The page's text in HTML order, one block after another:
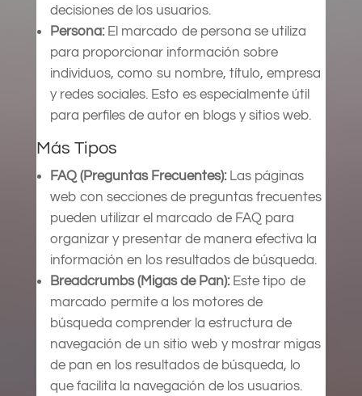
decisiones de los usuarios.
Persona:El marcado de persona se utiliza
para proporcionar información sobre
individuos, como su nombre, título, empresa
y redes sociales. Esto es especialmente útil
para perfiles de autor en blogs y sitios web.
Más Tipos
FAQ (Preguntas Frecuentes):Las páginas
web con secciones de preguntas frecuentes
pueden utilizar el marcado de FAQ para
organizar y presentar de manera efectiva la
información en los resultados de búsqueda.
Breadcrumbs (Migas de Pan): Este tipo de
marcado permite a los motores de
búsqueda comprender la estructura de
navegación de un sitio web y mostrar migas
de pan en los resultados de búsqueda, lo
que facilita la navegación de los usuarios.